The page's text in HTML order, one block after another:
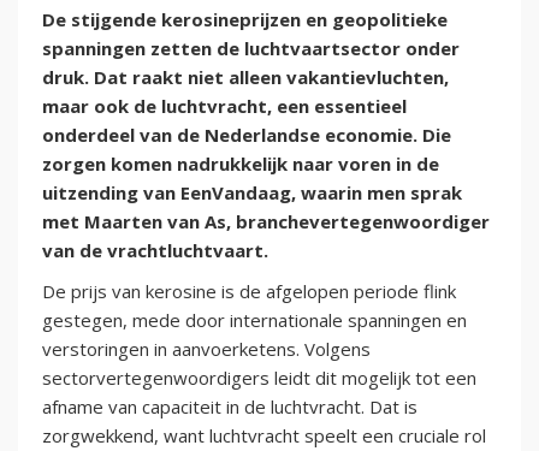
De stijgende kerosineprijzen en geopolitieke
spanningen zetten de luchtvaartsector onder
druk. Dat raakt niet alleen vakantievluchten,
maar ook de luchtvracht, een essentieel
onderdeel van de Nederlandse economie. Die
zorgen komen nadrukkelijk naar voren in de
uitzending van EenVandaag, waarin men sprak
met Maarten van As, branchevertegenwoordiger
van de vrachtluchtvaart.
De prijs van kerosine is de afgelopen periode flink
gestegen, mede door internationale spanningen en
verstoringen in aanvoerketens. Volgens
sectorvertegenwoordigers leidt dit mogelijk tot een
afname van capaciteit in de luchtvracht. Dat is
zorgwekkend, want luchtvracht speelt een cruciale rol